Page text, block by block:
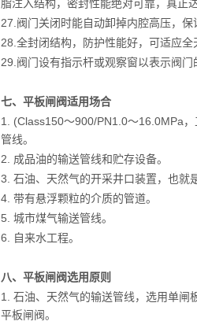
脂注入结构，密封性能绝对可靠，真正
27.阀门关闭时能自动卸掉内腔高压，保
28.全封闭结构，防护性能好，可适应全
29.阀门设有指示杆或观察窗以表示阀门
七、平板闸阀适用场合
1. (Class150～900/PN1.0～16.0MPa
管线。
2. 成品油的输送管线和贮存设备。
3. 石油、天然气的开采井口装置，也就
4. 带有悬浮颗粒的介质的管道。
5. 城市煤气输送管线。
6. 自来水工程。
八、平板闸阀选用原则
1. 石油、天然气的输送管线，选用单闸
平板闸阀。